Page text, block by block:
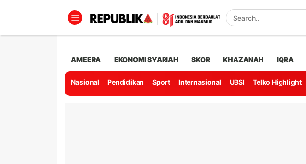
AMEERA EKONOMI SYARIAH SKOR KHAZANAH IQRA
Nasional Pendidikan Sport Internasional UBSI Telko Highlight